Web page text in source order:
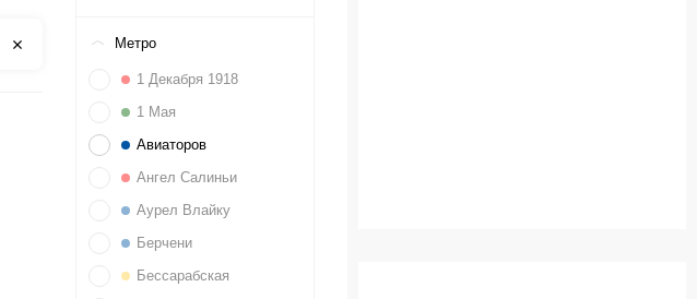
Метро
1 Декабря 1918
1 Мая
Авиаторов
Ангел Салиньи
Аурел Влайку
Берчени
Бессарабская